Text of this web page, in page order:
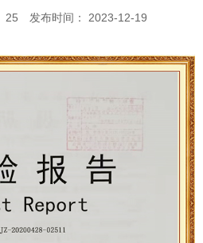
25 发布时间： 2023-12-19